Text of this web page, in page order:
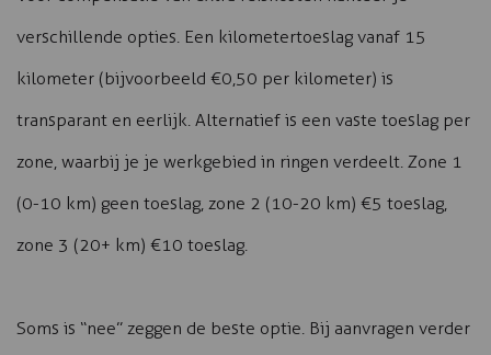
verschillende opties. Een kilometertoeslag vanaf 15
kilometer (bijvoorbeeld €0,50 per kilometer) is
transparant en eerlijk. Alternatief is een vaste toeslag per
zone, waarbij je je werkgebied in ringen verdeelt. Zone 1
(0-10 km) geen toeslag, zone 2 (10-20 km) €5 toeslag,
zone 3 (20+ km) €10 toeslag.
Soms is “nee” zeggen de beste optie. Bij aanvragen verder